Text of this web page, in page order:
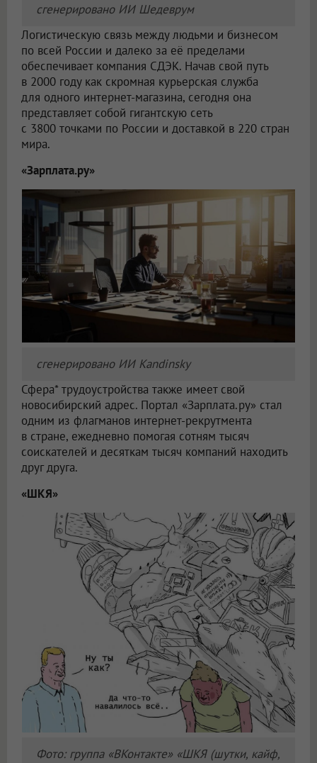
сгенерировано ИИ Шедеврум
Логистическую связь между людьми и бизнесом
по всей России и далеко за её пределами
обеспечивает компания СДЭК. Начав свой путь
в 2000 году как скромная курьерская служба
для одного интернет-магазина, сегодня она
представляет собой гигантскую сеть
с 3800 точками по России и доставкой в 220 стран
мира.
«Зарплата.ру»
сгенерировано ИИ Kandinsky
Сфера* трудоустройства также имеет свой
новосибирский адрес. Портал «Зарплата.ру» стал
одним из флагманов интернет-рекрутмента
в стране, ежедневно помогая сотням тысяч
соискателей и десяткам тысяч компаний находить
друг друга.
«ШКЯ»
Фото: группа «ВКонтакте» «ШКЯ (шутки, кайф,